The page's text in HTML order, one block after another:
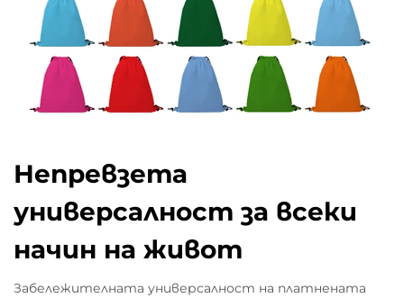
Непревзета
универсалност за всеки
начин на живот
Забележителната универсалност на платнената